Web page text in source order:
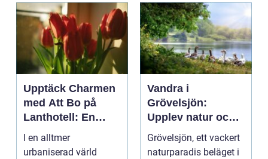
Upptäck Charmen
med Att Bo på
Lanthotell: En
Unik Upplevelse
på Smålandstorpet
I en alltmer
urbaniserad värld
Vandra i
Grövelsjön:
Upplev natur och
fjällvandring på
toppnivå
Grövelsjön, ett vackert
naturparadis beläget i